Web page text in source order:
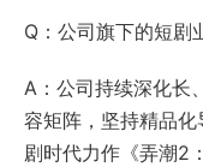
Q：公司旗下的短剧
A：公司持续深化长
容矩阵，坚持精品
剧时代力作《弄潮2